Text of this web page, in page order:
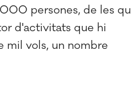
persones, de les
d'activitats que hi
mil vols, un nombre